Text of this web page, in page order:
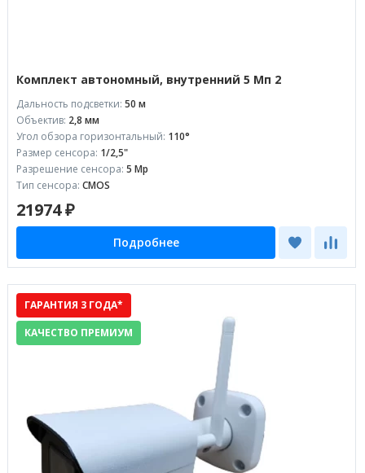
Комплект автономный, внутренний 5 Мп 2
Дальность подсветки: 50 м
Объектив: 2,8 мм
Угол обзора горизонтальный: 110°
Размер сенсора: 1/2,5"
Разрешение сенсора: 5 Mp
Тип сенсора: CMOS
21974 ₽
Подробнее
ГАРАНТИЯ 3 ГОДА*
КАЧЕСТВО ПРЕМИУМ